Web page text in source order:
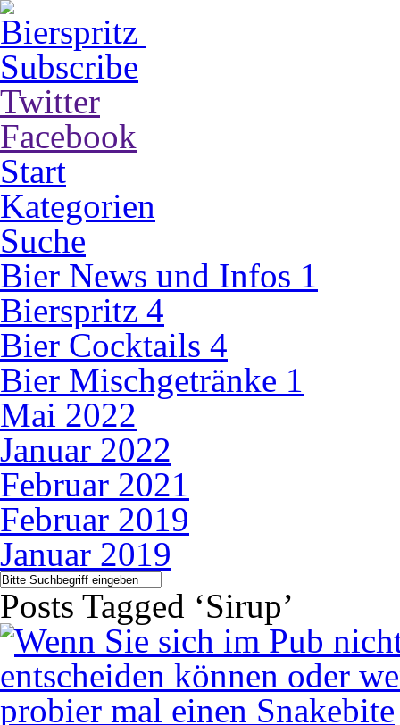
Subscribe
Twitter
Facebook
Start
Kategorien
Suche
Bier News und Infos 1
Bierspritz 4
Bier Cocktails 4
Bier Mischgetränke 1
Mai 2022
Januar 2022
Februar 2021
Februar 2019
Januar 2019
Posts Tagged ‘Sirup’